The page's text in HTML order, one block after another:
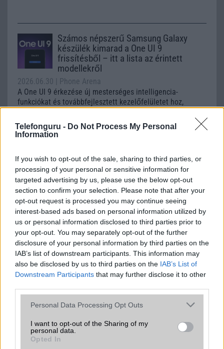
Telefonguru - Do Not Process My Personal
Information
If you wish to opt-out of the sale, sharing to third parties, or
processing of your personal or sensitive information for
targeted advertising by us, please use the below opt-out
section to confirm your selection. Please note that after your
opt-out request is processed you may continue seeing
interest-based ads based on personal information utilized by
us or personal information disclosed to third parties prior to
your opt-out. You may separately opt-out of the further
disclosure of your personal information by third parties on the
IAB’s list of downstream participants. This information may
also be disclosed by us to third parties on the IAB’s List of
Downstream Participants that may further disclose it to other
Please note that this website/app uses one or more Google
not limited to your visit or usage behaviour. You may click to
grant or deny consent to Google and its third-party tags to
use your data for below specified purposes in below Google
Personal Data Processing Opt Outs
I want to opt-out of the Sharing of my
personal data.
Opted In
Számos népszerű Samsung Galaxy
készülék kimarad a One UI 9
frissítésből – itt a lista az érintett
modellekről
2026.06.30
| Phone Arena
A One UI 9 érkezése új mesterséges intelligencia-
funkciókat és továbbfejlesztett kezelőfelületet hoz,
Galaxy készülék számára ez lesz az út vége.
csúcsmobilokról
2026.06.29
| Phone Arena
A szeptemberi eseményen az iPhone 18 Pro modellek
mellett a régóta pletykált hajlítható iPhone Ultra is
bemutatkozhat, miközben az áremelésekről szóló
találgatások továbbra is beárnyékolják a rajtot.
Az Android rejtett automatizmusai: hat
funkció, amely észrevétlenül könnyíti
meg a mindennapokat
2026.06.14 | Android Police
Sok felhasználó külön alkalmazásokra esküszik, pedig az
Android már évek óta olyan intelligens funkciókat kínál,
Ez a rejtett Samsung funkció teljesen
megváltoztatja a mobilhasználatot –